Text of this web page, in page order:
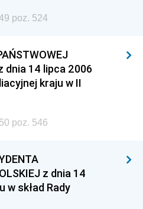
poz. 524
dnia 14 lipca 2006
kraju w II
poz. 546
z dnia 14
w skład Rady